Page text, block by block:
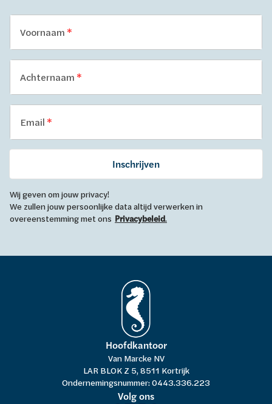
Voornaam
Achternaam
Email
Inschrijven
Wij geven om jouw privacy!
We zullen jouw persoonlijke data altijd verwerken in
overeenstemming met ons Privacybeleid.
Hoofdkantoor
Van Marcke NV
LAR BLOK Z 5, 8511 Kortrijk
Ondernemingsnummer: 0443.336.223
Volg ons